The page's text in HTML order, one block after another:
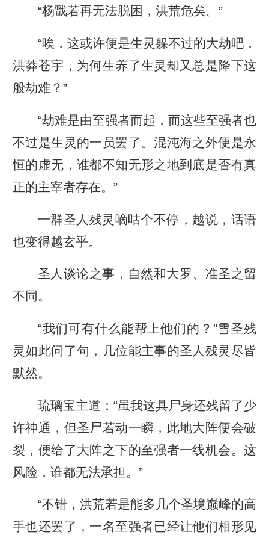
“杨戬若再无法脱困，洪荒危矣。”
“唉，这或许便是生灵躲不过的大劫吧，
洪莽苍宇，为何生养了生灵却又总是降下这
般劫难？”
“劫难是由至强者而起，而这些至强者也
不过是生灵的一员罢了。混沌海之外便是永
恒的虚无，谁都不知无形之地到底是否有真
正的主宰者存在。”
一群圣人残灵嘀咕个不停，越说，话语
也变得越玄乎。
圣人谈论之事，自然和大罗、准圣之留
不同。
“我们可有什么能帮上他们的？”雪圣残
灵如此问了句，几位能主事的圣人残灵尽皆
默然。
琉璃宝主道：“虽我这具尸身还残留了少
许神通，但圣尸若动一瞬，此地大阵便会破
裂，便给了大阵之下的至强者一线机会。这
风险，谁都无法承担。”
“不错，洪荒若是能多几个圣境巅峰的高
手也还罢了，一名至强者已经让他们相形见